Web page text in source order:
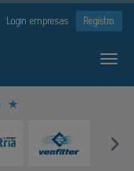
Login empresas Registro